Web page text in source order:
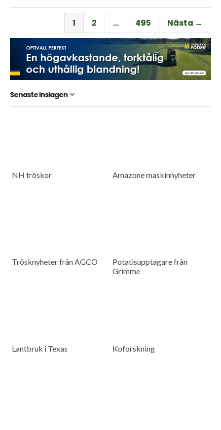
såmaskin med tre separata
om företaget Ystamaskiners
arbete med
webbtillgänglighet och...
1 2 … 495 Nästa →
Senaste inslagen
NH tröskor Amazone maskinnyheter
Trösknyheter från AGCO
Potatisupptagare från
Grimme
Lantbruk i Texas Koforskning